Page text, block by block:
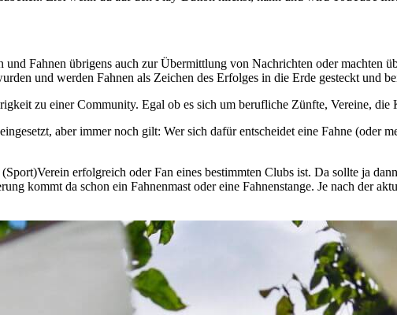
Fahnen übrigens auch zur Übermittlung von Nachrichten oder machten
und werden Fahnen als Zeichen des Erfolges in die Erde gesteckt und
zu einer Community. Egal ob es sich um berufliche Zünfte, Vereine, die
aber immer noch gilt: Wer sich dafür entscheidet eine Fahne (oder
erfolgreich oder Fan eines bestimmten Clubs ist. Da sollte ja
kommt da schon ein Fahnenmast oder eine Fahnenstange. Je nach der